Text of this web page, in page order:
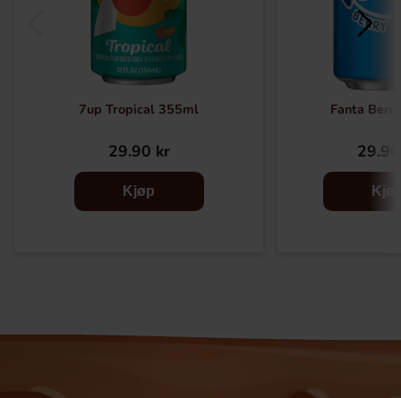
7up Tropical 355ml
29.90 kr
Kjøp
Fanta